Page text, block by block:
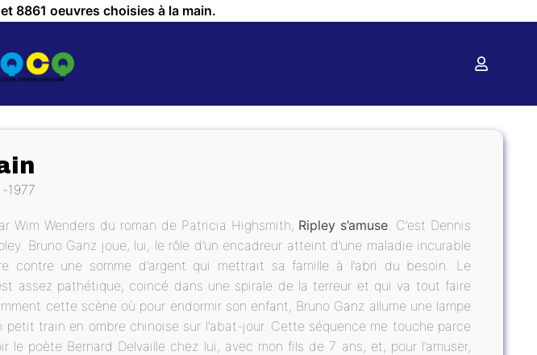
8861 oeuvres choisies à la main.
1977
Wim Wenders du roman de Patricia Highsmith, Ripley s’amuse. C’est Dennis
Bruno Ganz joue, lui, le rôle d’un encadreur atteint d’une maladie incurable
contre une somme d’argent qui mettrait sa famille à l’abri du besoin. Le
assez pathétique, coincé dans une spirale de la terreur et qui va tout faire
cette scène où pour endormir son enfant, Bruno Ganz allume une lampe
train en ombre chinoise sur l’abat-jour. Cette séquence me touche parce
le poète Bernard Delvaille chez lui, avec mon fils de 7 ans, et, pour l’amuser,